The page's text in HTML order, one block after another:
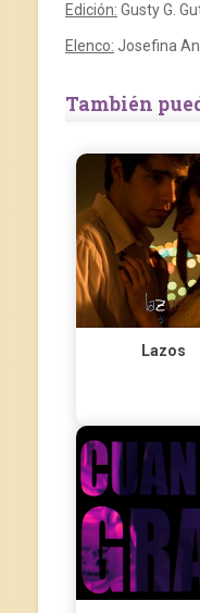
Edición: Gusty G.
Elenco: Josefina
También
Lazos